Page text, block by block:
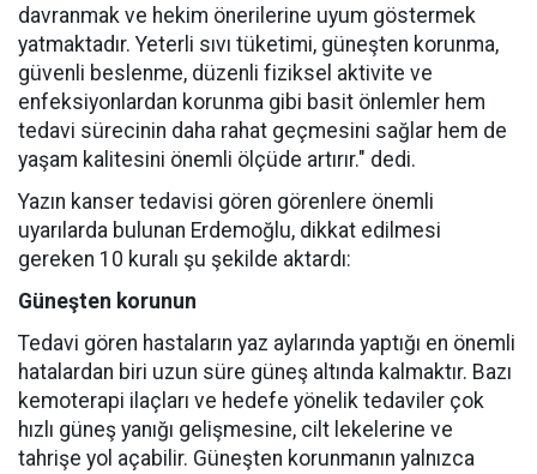
davranmak ve hekim önerilerine uyum göstermek
yatmaktadır. Yeterli sıvı tüketimi, güneşten korunma,
güvenli beslenme, düzenli fiziksel aktivite ve
enfeksiyonlardan korunma gibi basit önlemler hem
tedavi sürecinin daha rahat geçmesini sağlar hem de
yaşam kalitesini önemli ölçüde artırır." dedi.
Yazın kanser tedavisi gören görenlere önemli
uyarılarda bulunan Erdemoğlu, dikkat edilmesi
gereken 10 kuralı şu şekilde aktardı:
Güneşten korunun
Tedavi gören hastaların yaz aylarında yaptığı en önemli
hatalardan biri uzun süre güneş altında kalmaktır. Bazı
kemoterapi ilaçları ve hedefe yönelik tedaviler çok
hızlı güneş yanığı gelişmesine, cilt lekelerine ve
tahrişe yol açabilir. Güneşten korunmanın yalnızca